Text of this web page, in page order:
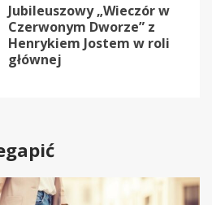
Jubileuszowy „Wieczór w
Czerwonym Dworze” z
Henrykiem Jostem w roli
głównej